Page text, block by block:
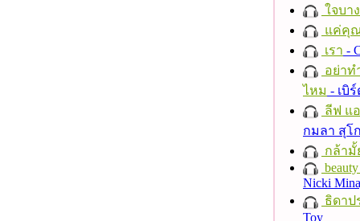
ใจบาง
แค่คุ
เรา -
อย่าท
ไหม - เบิ
ลีฟ แอ
กมลา สุโ
กล้ามั้
Nicki
ธิดาป
Toy